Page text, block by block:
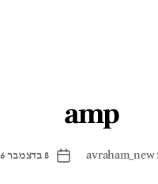
amp
avraham_new
תאריך
8 בדצמבר 2016